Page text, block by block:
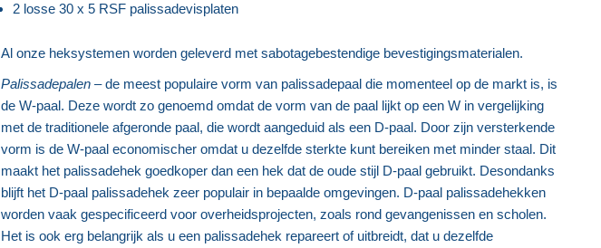
2 losse 30 x 5 RSF palissadevisplaten
Al onze heksystemen worden geleverd met sabotagebestendige bevestigingsmaterialen.
Palissadepalen – de meest populaire vorm van palissadepaal die momenteel op de markt is, is
de W-paal. Deze wordt zo genoemd omdat de vorm van de paal lijkt op een W in vergelijking
met de traditionele afgeronde paal, die wordt aangeduid als een D-paal. Door zijn versterkende
vorm is de W-paal economischer omdat u dezelfde sterkte kunt bereiken met minder staal. Dit
maakt het palissadehek goedkoper dan een hek dat de oude stijl D-paal gebruikt. Desondanks
blijft het D-paal palissadehek zeer populair in bepaalde omgevingen. D-paal palissadehekken
worden vaak gespecificeerd voor overheidsprojecten, zoals rond gevangenissen en scholen.
Het is ook erg belangrijk als u een palissadehek repareert of uitbreidt, dat u dezelfde